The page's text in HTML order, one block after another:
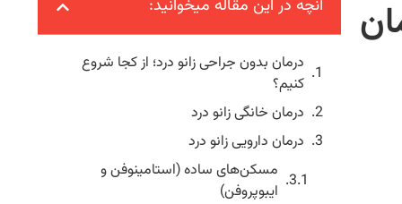
آنچه در این مقاله میخوانید:
درمان بدون جراحی زانو درد؛ از کجا شروع
کنیم؟
درمان خانگی زانو درد
درمان دارویی زانو درد
مسکن‌های ساده (استامینوفن و
ایبوپروفن)